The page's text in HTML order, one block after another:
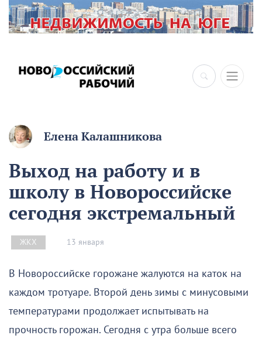
×
Елена Калашникова
Выход на работу и в
школу в Новороссийске
сегодня экстремальный
ЖКХ 13 января
В Новороссийске горожане жалуются на каток на
каждом тротуаре. Второй день зимы с минусовыми
температурами продолжает испытывать на
прочность горожан. Сегодня с утра больше всего